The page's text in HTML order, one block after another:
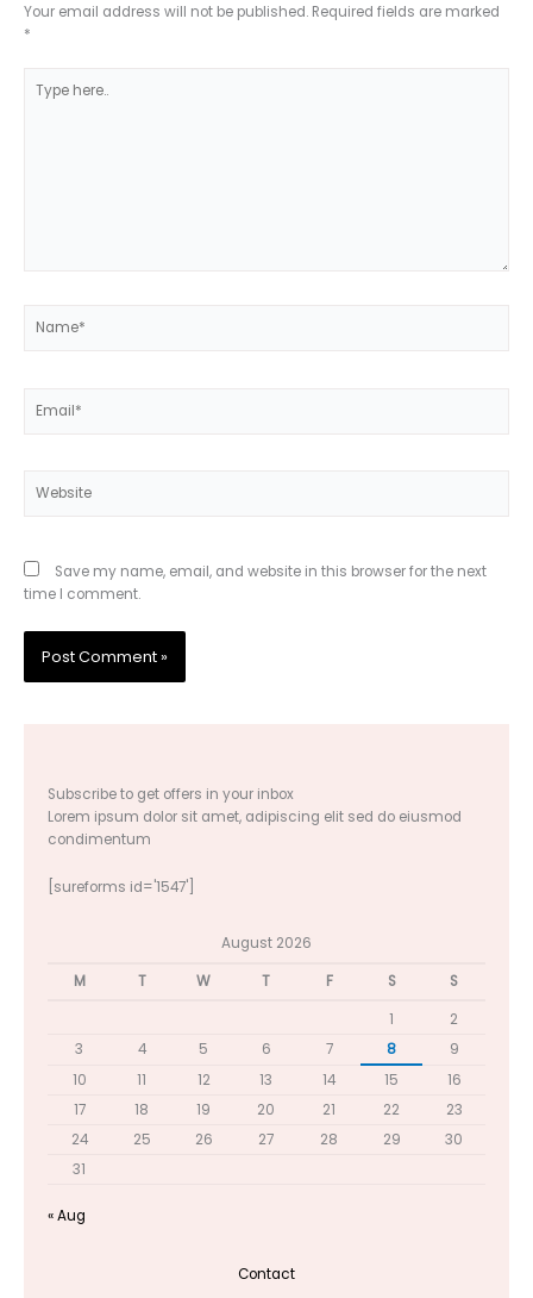
Your email address will not be published. Required fields are marked
*
here..
Save my name, email, and website in this browser for the next
time I comment.
Subscribe to get offers in your inbox
Lorem ipsum dolor sit amet, adipiscing elit sed do eiusmod
condimentum
[sureforms id='1547']
August 2026
M
T W T F S
S
1
2
3
4 5 6 7 8
9
10
11 12 13 14 15
16
17
18 19 20 21 22
23
24
25 26 27 28 29
30
31
« Aug
Contact